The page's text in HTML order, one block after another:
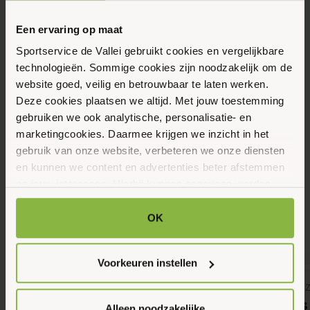
Een ervaring op maat
Sportservice de Vallei gebruikt cookies en vergelijkbare
technologieën. Sommige cookies zijn noodzakelijk om de
website goed, veilig en betrouwbaar te laten werken.
Deze cookies plaatsen we altijd. Met jouw toestemming
gebruiken we ook analytische, personalisatie- en
marketingcookies. Daarmee krijgen we inzicht in het
gebruik van onze website, verbeteren we onze diensten
en kunnen we content en advertenties beter afstemmen
gedeeld met externe partners.
staan. Via ‘Voorkeuren instellen’ kun je per categorie
kiezen welke cookies je accepteert. Je kunt je keuze op
OK
Voorkeuren instellen
Augustus 2026
09:00 - 10:00
Wulplaan 9-2, Ede
Gerelateerde activiteiten
7
Banenzwemmen, Gemeente Ede, Jongeren,
Senioren, Volwassenen, Zwemmen
7
Augustus 2026
Gemeente Ede,
Zwemles